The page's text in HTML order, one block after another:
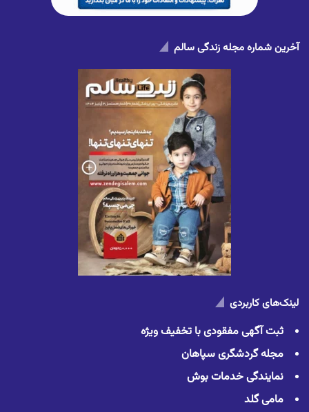
آخرین شماره مجله زندگی سالم
لینک‌های کاربردی
ثبت آگهی مفقودی با تخفیف ویژه
مجله گردشگری سپاهان
نمایندگی خدمات بوش
مامی گلد